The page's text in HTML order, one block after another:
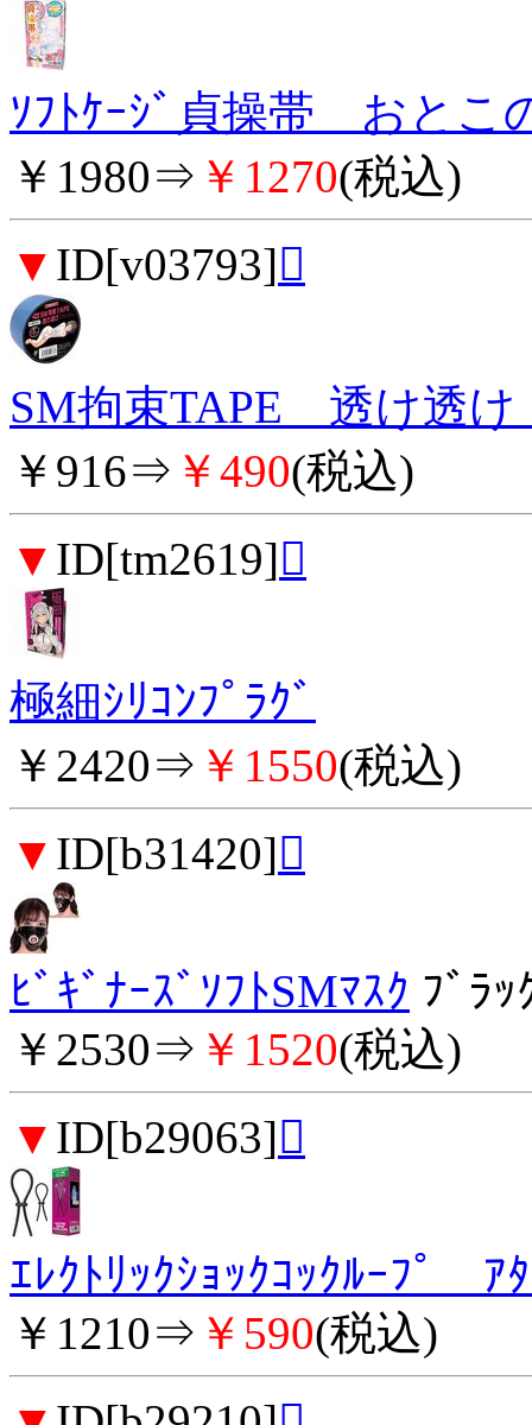
ｿﾌﾄｹｰｼﾞ貞操帯 おとこ
￥1980⇒ ￥1270(税込)
▼ ID[v03793]
SM拘束TAPE 透け透
￥916⇒ ￥490(税込)
▼ ID[tm2619]
極細ｼﾘｺﾝﾌﾟﾗｸﾞ
￥2420⇒ ￥1550(税込)
▼ ID[b31420]
ﾋﾞｷﾞﾅｰｽﾞｿﾌﾄSMﾏｽｸ ﾌﾞﾗｯ
￥2530⇒ ￥1520(税込)
▼ ID[b29063]
ｴﾚｸﾄﾘｯｸｼｮｯｸｺｯｸﾙｰﾌﾟ ｱ
￥1210⇒ ￥590(税込)